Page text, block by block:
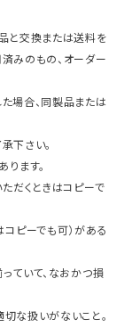
と交換または送料を
みのもの、オーダー
場合、同製品または
下さい。
ます。
だくときはコピーで
ピーでも可）がある
ていて、なおかつ損
な扱いがないこと。